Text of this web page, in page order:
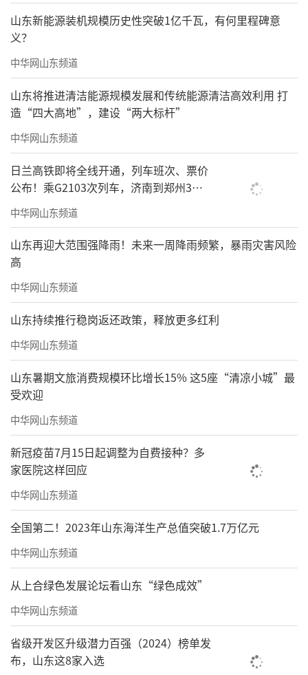
山东新能源装机规模历史性突破1亿千瓦，有何里程碑意
义？
中华网山东频道
山东将推进清洁能源规模发展和传统能源清洁高效利用 打
造“四大高地”，建设“两大标杆”
中华网山东频道
日兰高铁即将全线开通，列车班次、票价
公布！乘G2103次列车，济南到郑州3小
时到达
中华网山东频道
山东再迎大范围强降雨！未来一周降雨频繁，暴雨灾害风险
高
中华网山东频道
山东持续推行稳岗返还政策，释放更多红利
中华网山东频道
山东暑期文旅消费规模环比增长15% 这5座“清凉小城”最
受欢迎
中华网山东频道
新冠疫苗7月15日起调整为自费接种？多
家医院这样回应
中华网山东频道
全国第二！2023年山东海洋生产总值突破1.7万亿元
中华网山东频道
从上合绿色发展论坛看山东“绿色成效”
中华网山东频道
省级开发区升级潜力百强（2024）榜单发
布，山东这8家入选